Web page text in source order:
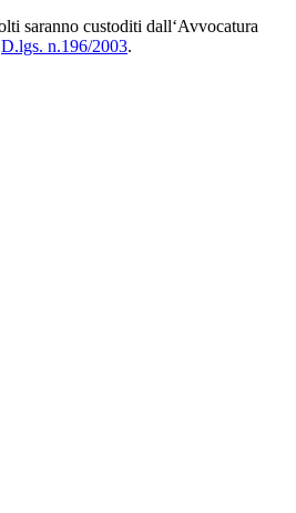
saranno custoditi dall‘Avvocatura
D.lgs. n.196/2003.